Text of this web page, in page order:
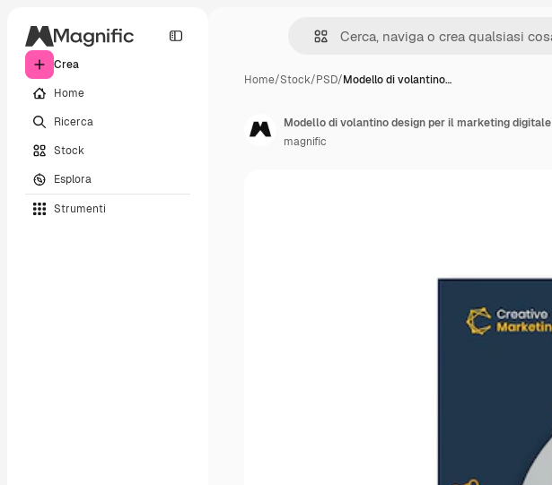
Crea
Home
Ricerca
Stock
Esplora
Strumenti
Home/Stock/PSD/Modello di volantino…
Modello di volantino design per il marketing digitale
magnific